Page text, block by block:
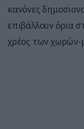
κανόνες
επιβάλλουν όρια
χρέος των χωρών-